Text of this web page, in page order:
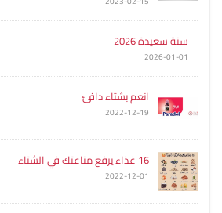
سنة سعيدة 2026
2026-01-01
انعم بشتاء دافئ
2022-12-19
16 غذاء يرفع مناعتك في الشتاء
2022-12-01